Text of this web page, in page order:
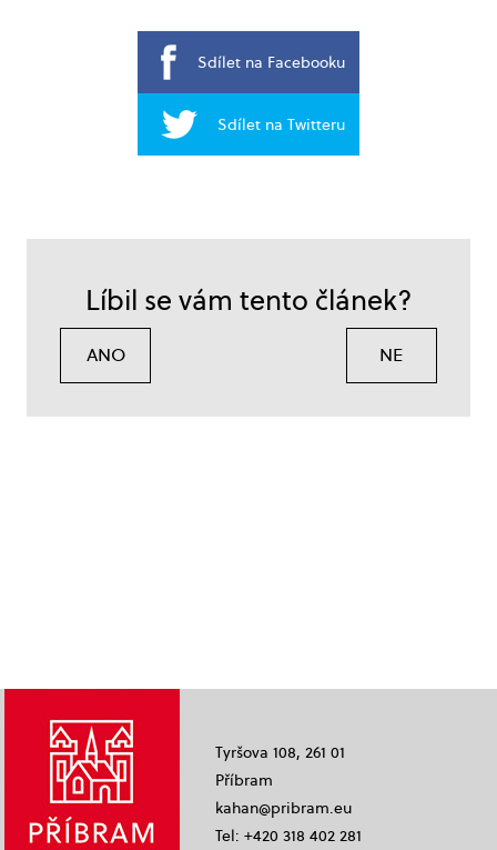
Sdílet na Facebooku
Sdílet na Twitteru
Líbil se vám tento článek?
ANO NE
Tyršova 108, 261 01
Příbram
kahan@pribram.eu
Tel: +420 318 402 281